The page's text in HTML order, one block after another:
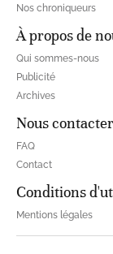
Nos chroniqueurs
À propos de
Qui sommes-nous
Publicité
Archives
Nous contacter
FAQ
Contact
Conditions
Mentions légales